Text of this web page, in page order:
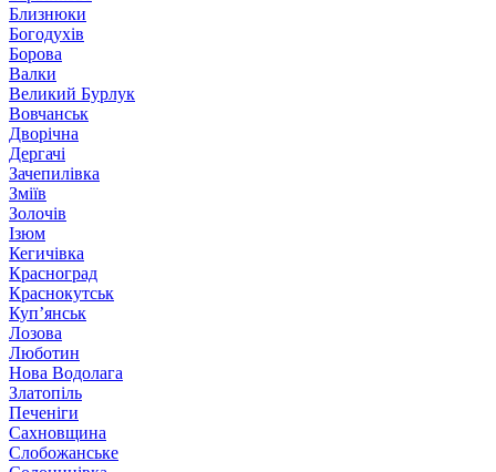
Близнюки
Богодухів
Борова
Валки
Великий Бурлук
Вовчанськ
Дворічна
Дергачі
Зачепилівка
Зміїв
Золочів
Ізюм
Кегичівка
Красноград
Краснокутськ
Куп’янськ
Лозова
Люботин
Нова Водолага
Златопіль
Печеніги
Сахновщина
Слобожанське